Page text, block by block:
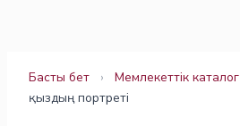
Басты бет › Мемлекеттік каталог
қыздың портреті